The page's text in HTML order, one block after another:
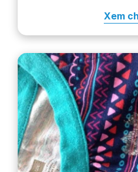
trên nhãn chăm
Xem